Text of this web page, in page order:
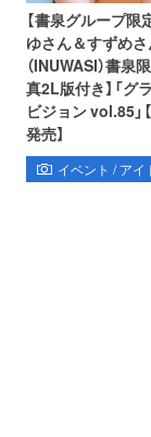
【書泉グループ限
ゆさん＆すずめ
（INUWASI）書泉
真2L版付き】「グ
ビジョン vol.85」
発売】
イベント / アイ